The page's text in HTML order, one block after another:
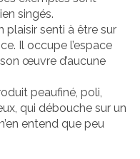
singés.
plaisir senti à être sur
Il occupe l’espace
œuvre d’aucune
peaufiné, poli,
qui débouche sur un
entend que peu